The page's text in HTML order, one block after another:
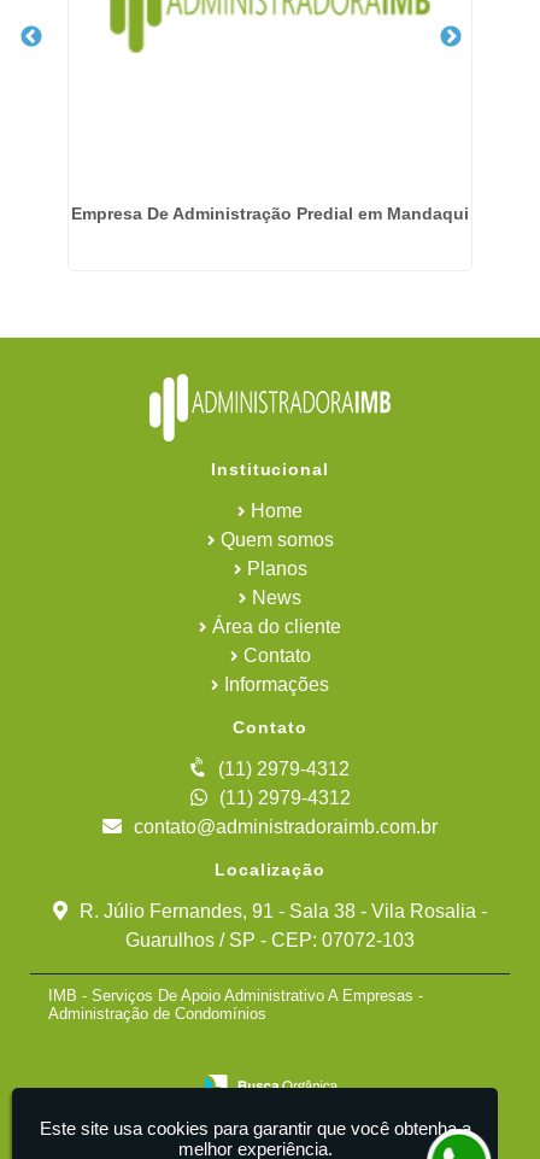
Empresa De Administração Predial em Mandaqui
Institucional
Home
Quem somos
Planos
News
Área do cliente
Contato
Informações
Contato
(11) 2979-4312
(11) 2979-4312
contato@administradoraimb.com.br
Localização
R. Júlio Fernandes, 91 - Sala 38 - Vila Rosalia -
Guarulhos / SP - CEP: 07072-103
IMB - Serviços De Apoio Administrativo A Empresas -
Administração de Condomínios
Este site usa cookies para garantir que você obtenha a
melhor experiência.